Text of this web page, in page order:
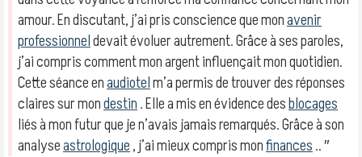
amour. En discutant, j’ai pris conscience que monavenir
professionneldevait évoluer autrement. Grâce à ses paroles,
j’ai compris comment mon argent influençait mon quotidien.
Cette séance enaudiotelm’a permis de trouver des réponses
claires sur mondestin. Elle a mis en évidence desblocages
liés à mon futur que je n’avais jamais remarqués. Grâce à son
analyseastrologique, j’ai mieux compris monfinances.. ″